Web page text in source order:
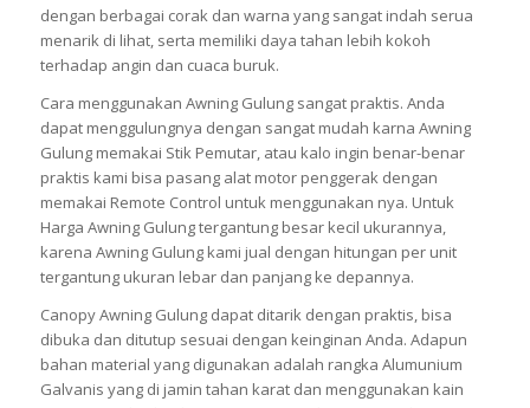
dengan berbagai corak dan warna yang sangat indah serua
menarik di lihat, serta memiliki daya tahan lebih kokoh
terhadap angin dan cuaca buruk.
Cara menggunakan Awning Gulung sangat praktis. Anda
dapat menggulungnya dengan sangat mudah karna Awning
Gulung memakai Stik Pemutar, atau kalo ingin benar-benar
praktis kami bisa pasang alat motor penggerak dengan
memakai Remote Control untuk menggunakan nya. Untuk
Harga Awning Gulung tergantung besar kecil ukurannya,
karena Awning Gulung kami jual dengan hitungan per unit
tergantung ukuran lebar dan panjang ke depannya.
Canopy Awning Gulung dapat ditarik dengan praktis, bisa
dibuka dan ditutup sesuai dengan keinginan Anda. Adapun
bahan material yang digunakan adalah rangka Alumunium
Galvanis yang di jamin tahan karat dan menggunakan kain